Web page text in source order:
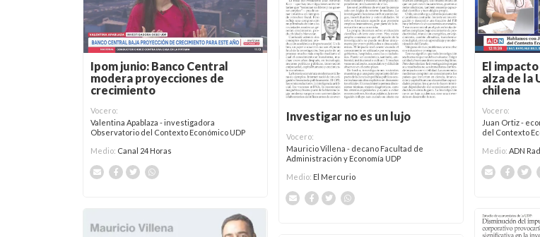
Ipom junio: Banco Central
modera proyecciones de
crecimiento
Vocero:
Valentina Apablaza - investigadora
Observatorio del Contexto Económico UDP
Medio: Canal 24 Horas
Investigar no es un lujo
Vocero:
Mauricio Villena - decano Facultad de
Administración y Economía UDP
Medio: El Mercurio
El
alza de la
chilena
Vocero:
Juan Ortiz -
del Contexto
Medio:ADN